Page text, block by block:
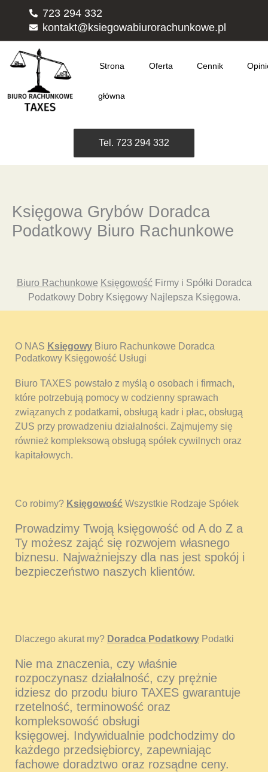
723 294 332
kontakt@ksiegowabiurorachunkowe.pl
Strona
główna
Oferta Cennik
Tel. 723 294 332
Księgowa Grybów Doradca
Podatkowy Biuro Rachunkowe
Biuro Rachunkowe KsięgowośćFirmy i Spółki Doradca
Podatkowy Dobry Księgowy Najlepsza Księgowa.
O NAS Księgowy Biuro Rachunkowe Doradca
Podatkowy Księgowość Usługi
Biuro TAXES powstało z myślą o osobach i firmach,
które potrzebują pomocy w codzienny sprawach
związanych z podatkami, obsługą kadr i płac, obsługą
ZUS przy prowadzeniu działalności. Zajmujemy się
również kompleksową obsługą spółek cywilnych oraz
kapitałowych.
Co robimy? Księgowość Wszystkie Rodzaje Spółek
Prowadzimy Twoją księgowość od A do Z a
Ty możesz zająć się rozwojem własnego
biznesu. Najważniejszy dla nas jest spokój i
bezpieczeństwo naszych klientów.
Dlaczego akurat my? Doradca Podatkowy Podatki
Nie ma znaczenia, czy właśnie
rozpoczynasz działalność, czy prężnie
idziesz do przodu biuro TAXES gwarantuje
rzetelność, terminowość oraz
kompleksowość obsługi
księgowej. Indywidualnie podchodzimy do
każdego przedsiębiorcy, zapewniając
fachowe doradztwo oraz rozsądne ceny.